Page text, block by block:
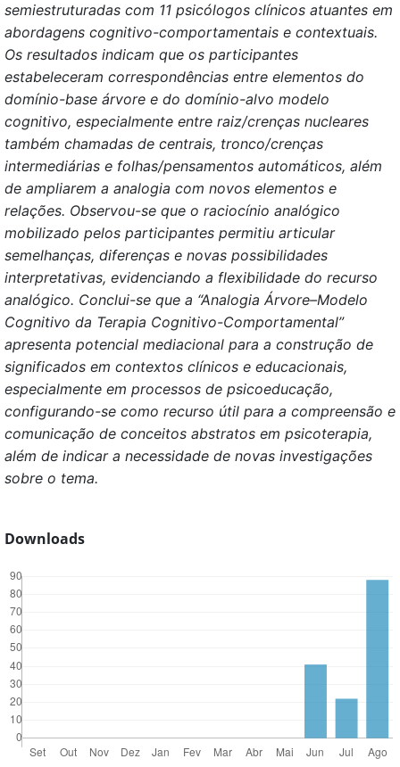
semiestruturadas com 11 psicólogos clínicos atuantes em
abordagens cognitivo-comportamentais e contextuais.
Os resultados indicam que os participantes
estabeleceram correspondências entre elementos do
domínio-base árvore e do domínio-alvo modelo
cognitivo, especialmente entre raiz/crenças nucleares
também chamadas de centrais, tronco/crenças
intermediárias e folhas/pensamentos automáticos, além
de ampliarem a analogia com novos elementos e
relações. Observou-se que o raciocínio analógico
mobilizado pelos participantes permitiu articular
semelhanças, diferenças e novas possibilidades
interpretativas, evidenciando a flexibilidade do recurso
analógico. Conclui-se que a “Analogia Árvore–Modelo
Cognitivo da Terapia Cognitivo-Comportamental”
apresenta potencial mediacional para a construção de
significados em contextos clínicos e educacionais,
especialmente em processos de psicoeducação,
configurando-se como recurso útil para a compreensão e
comunicação de conceitos abstratos em psicoterapia,
além de indicar a necessidade de novas investigações
sobre o tema.
Downloads